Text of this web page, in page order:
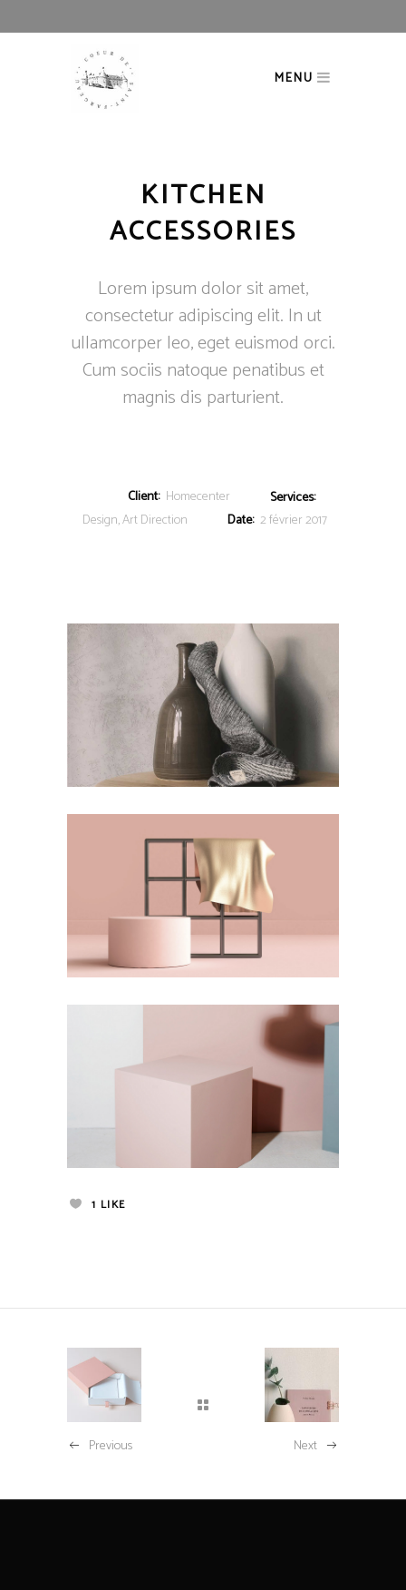
MENU
KITCHEN
ACCESSORIES
Lorem ipsum dolor sit amet,
consectetur adipiscing elit. In ut
ullamcorper leo, eget euismod orci.
Cum sociis natoque penatibus et
magnis dis parturient.
Client: Homecenter
Services:
Design, Art Direction
Date: 2 février 2017
1 LIKE
Previous Next